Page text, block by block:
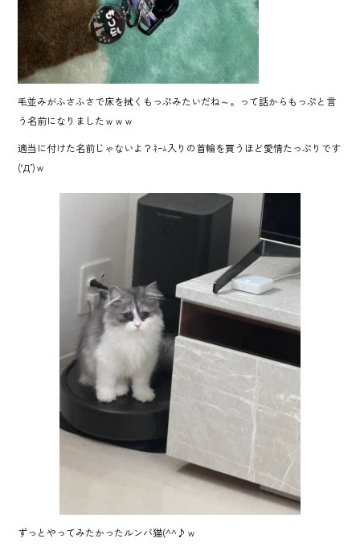
毛並みがふさふさで床を拭くもっぷみたいだね～。って話からもっぷと言
う名前になりましたｗｗｗ
適当に付けた名前じゃないよ？ﾈｰﾑ入りの首輪を買うほど愛情たっぷりです
(‘Д’)ｗ
ずっとやってみたかったルンバ猫(^^♪ｗ